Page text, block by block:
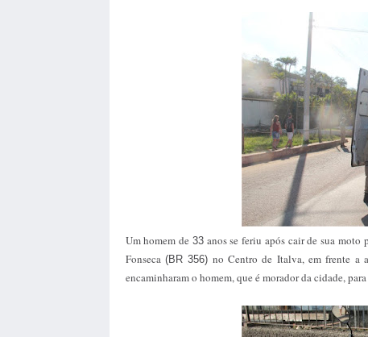
Um homem de 33anos se feriu após cair de sua moto
Fonseca (BR 356) no Centro de Italva, em frente a
encaminharam o homem, que é morador da cidade,